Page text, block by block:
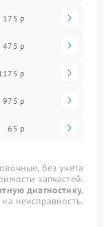
175 р
475 р
р
975 р
65 р
без учета
запчастей.
диагностику.
неисправность.